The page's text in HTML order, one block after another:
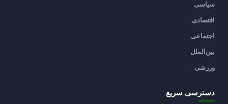
سیاسی
اقتصادی
اجتماعی
بین‌الملل
ورزشی
دسترسی سریع